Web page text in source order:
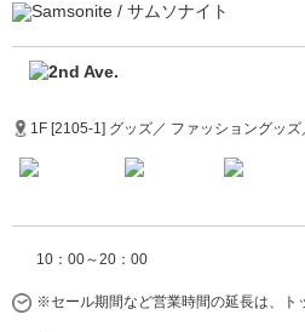
1F [2105-1] グッズ／ ファッショングッズ
10：00～20：00
※セール期間など営業時間の延長は、ト